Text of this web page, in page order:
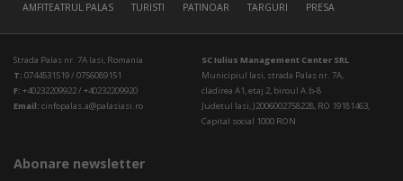
AMFITEATRUL PALAS
TURISTI PATINOAR TARGURI PRESA
Strada Palas nr. 7A Iasi, Romania
T: 0744531519 / 0756089151
F: +40232209922 / +40232209920
Email: cinfopalas.a@palasiasi.ro
SC Iulius Management Center SRL
Municipiul Iasi, strada Palas nr. 7A,
cladirea A1, etaj 2, biroul A.b-8
Judetul Iasi, J2006002758228, RO 19181463,
Capital social 1000 RON
Abonare newsletter